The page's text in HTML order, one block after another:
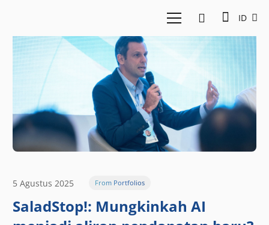
ID
5 Agustus 2025 From Portfolios
SaladStop!: Mungkinkah AI